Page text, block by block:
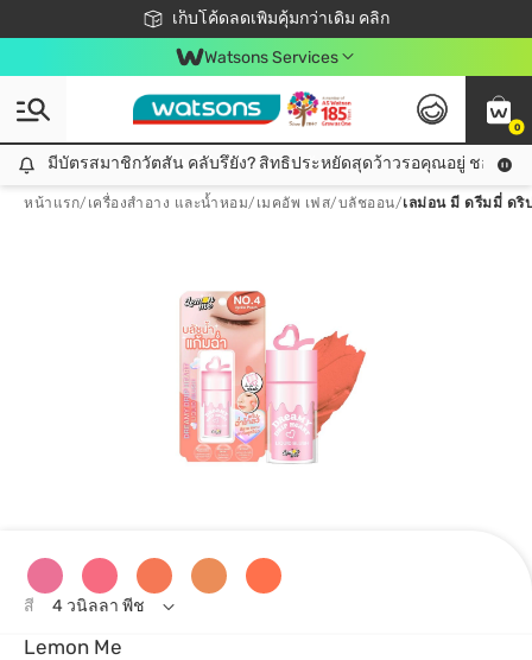
เก็บโค้ดลดเพิ่มคุ้มกว่าเดิม คลิก
ชอปออนไลน์ครั้งแรก ลดเพิ่มจุก ๆ 10%! 🎉
📦ส่งฟรี! เมื่อชอป 499฿
สมาชิกวัตสัน คลับดียังไง?
Watsons Services
0
มีบัตรสมาชิกวัตสัน คลับรึยัง? สิทธิประหยัดสุดว้าวรอคุณอยู่ ชอปคุ้มกว่าเดิม คลิก!
มีบัตรสมาชิกวัตสัน คลับรึยัง? สิทธิประหยัดสุดว้าวรอคุณอยู่ ชอปคุ้มก
หน้าแรก/ เครื่องสำอาง และน้ำหอม/ เมคอัพ เฟส/บลัชออน/เลม่อน มี ดรีมมี่ ดริ
Lemon Me
สี 4 วนิลลา พีช